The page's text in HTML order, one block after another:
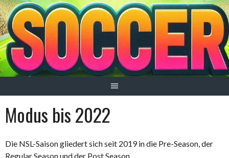
Springe
zum
Inhalt
Modus bis 2022
Die NSL-Saison gliedert sich seit 2019 in die Pre-Season, der
Regular Season und der Post Season.